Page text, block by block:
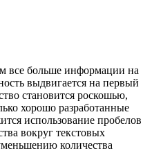
все больше информации на
выдвигается на первый
становится роскошью,
хорошо разработанные
использование пробелов
вокруг текстовых
количества